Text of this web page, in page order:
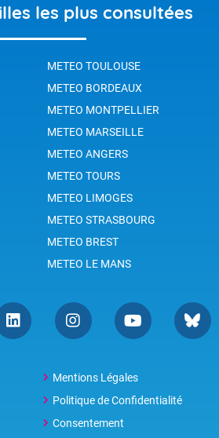
les plus consultées
METEO TOULOUSE
METEO BORDEAUX
METEO MONTPELLIER
METEO MARSEILLE
METEO ANGERS
METEO TOURS
METEO LIMOGES
METEO STRASBOURG
METEO BREST
METEO LE MANS
Mentions Légales
Politique de Confidentialité
Consentement